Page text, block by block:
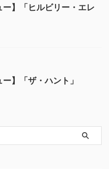
ー】「ヒルビリー・エレ
ー】「ザ・ハント」